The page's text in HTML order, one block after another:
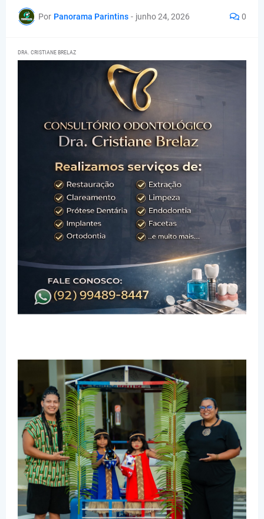
Por Panorama Parintins - junho 24, 2026 0
DRA. CRISTIANE BRELAZ